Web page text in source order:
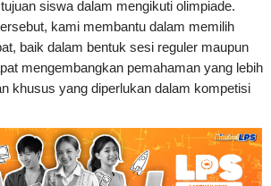
siswa dalam mengikuti olimpiade.
kami membantu dalam memilih
baik dalam bentuk sesi reguler maupun
mengembangkan pemahaman yang lebih
khusus yang diperlukan dalam kompetisi